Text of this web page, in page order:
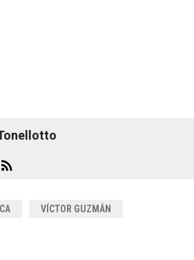
VÍCTOR GUZMÁN